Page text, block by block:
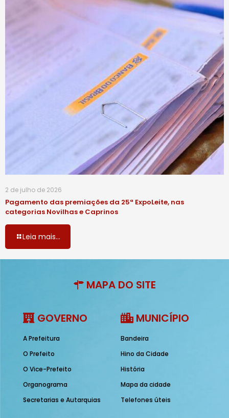
2 de julho de 2026
Pagamento das premiações da 25ª ExpoLeite, nas
categorias Novilhas e Caprinos
Leia mais...
MAPA DO SITE
GOVERNO
A Prefeitura
O Prefeito
O Vice-Prefeito
Organograma
Secretarias e Autarquias
MUNICÍPIO
Bandeira
Hino da Cidade
História
Mapa da cidade
Telefones úteis